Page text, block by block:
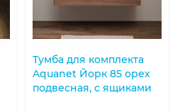
Тумба для комплекта
Aquanet Йорк 85 орех
подвесная, с ящиками